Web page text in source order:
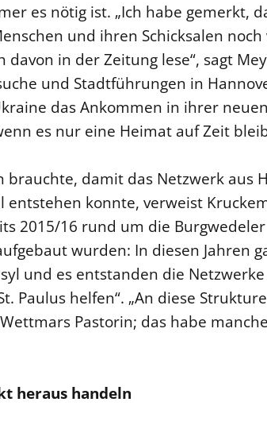
es nötig ist. „Ich habe gemerkt,
und ihren Schicksalen
in der Zeitung lese“, sagt
und Stadtführungen in
das Ankommen in ihrer
es nur eine Heimat auf Zeit
brauchte, damit das Netzwerk aus
entstehen konnte, verweist
2015/16 rund um die Burgwedeler
wurden: In diesen Jahren
und es entstanden die Netzwerke
Paulus helfen“. „An diese
Pastorin; das habe
heraus handeln